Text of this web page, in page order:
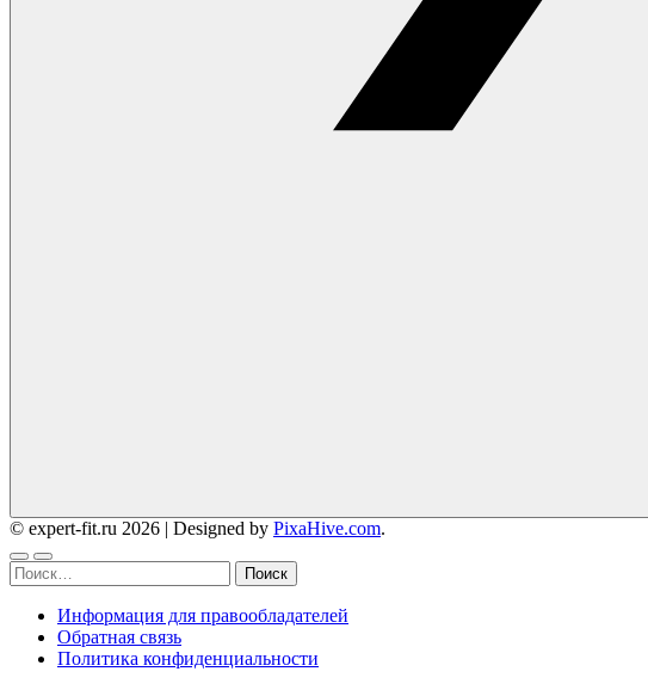
© expert-fit.ru 2026 | Designed by PixaHive.com.
Найти:
Информация для правообладателей
Обратная связь
Политика конфиденциальности